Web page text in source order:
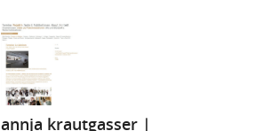
annja krautgasser |